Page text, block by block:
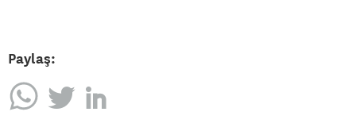
Paylaş: